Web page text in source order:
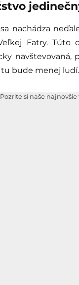
sa nachádza
Fatry.
navštevovaná,
bude menej ľudí.
Pozrite si naše